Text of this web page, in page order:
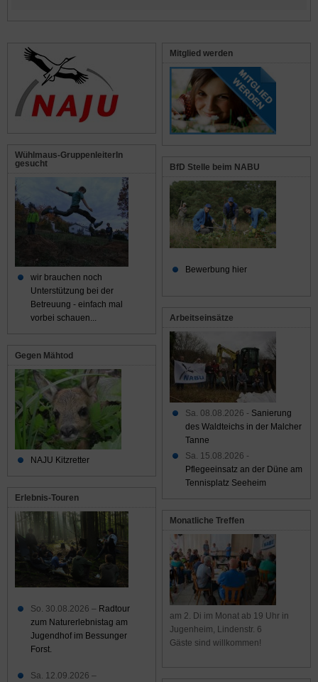
Mitglied werden
BfD Stelle beim NABU
Bewerbung hier
Arbeitseinsätze
Sa. 08.08.2026 - Sanierung
des Waldteichs in der Malcher
Tanne
Sa. 15.08.2026 -
Pflegeeinsatz an der Düne am
Tennisplatz Seeheim
Monatliche Treffen
am 2. Di im Monat ab 19 Uhr in
Jugenheim, Lindenstr. 6
Gäste sind willkommen!
Wühlmaus-GruppenleiterIn
gesucht
wir brauchen noch
Unterstützung bei der
Betreuung - einfach mal
vorbei schauen...
Gegen Mähtod
NAJU Kitzretter
Erlebnis-Touren
So. 30.08.2026 – Radtour
zum Naturerlebnistag am
Jugendhof im Bessunger
Forst.
Sa. 12.09.2026 –